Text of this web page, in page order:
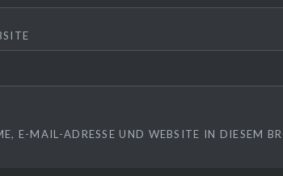
E-MAIL-ADRESSE UND WEBSITE IN DIESEM